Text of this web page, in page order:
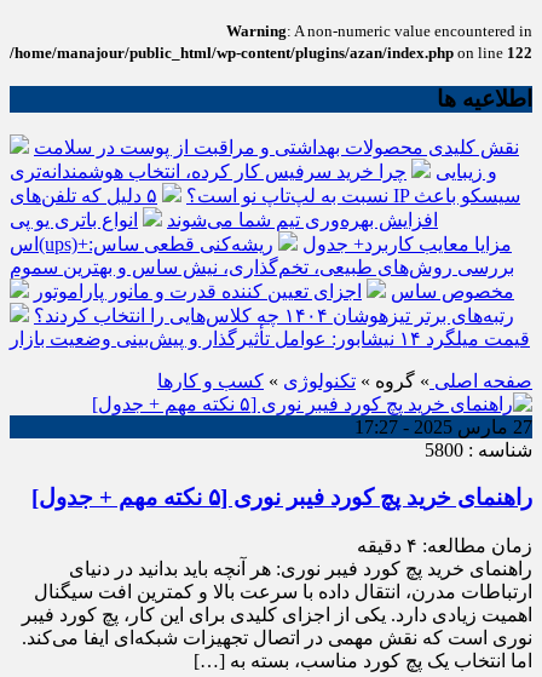
Warning: A non-numeric value encountered in
/home/manajour/public_html/wp-content/plugins/azan/index.php on line 122
اطلاعیه ها
نقش کلیدی محصولات بهداشتی و مراقبت از پوست در سلامت
و زیبایی
چرا خرید سرفیس کار کرده، انتخاب هوشمندانه‌تری
نسبت به لپ‌تاپ نو است؟
۵ دلیل که تلفن‌های IP سیسکو باعث
افزایش بهره‌وری تیم شما می‌شوند
انواع باتری یو پی
اس(ups)+مزایا معایب کاربرد+ جدول
ریشه‌کنی قطعی ساس:
بررسی روش‌های طبیعی، تخم‌گذاری، نیش ساس و بهترین سموم
مخصوص ساس
اجزای تعیین کننده قدرت و مانور پاراموتور
رتبه‌های برتر تیزهوشان ۱۴۰۴ چه کلاس‌هایی را انتخاب کردند؟
قیمت میلگرد ۱۴ نیشابور: عوامل تأثیرگذار و پیش‌بینی وضعیت بازار
صفحه اصلی » گروه » تکنولوژی » کسب و کارها
27 مارس 2025 - 17:27
شناسه : 5800
راهنمای خرید پچ کورد فیبر نوری [۵ نکته مهم + جدول]
زمان مطالعه: ۴ دقیقه
راهنمای خرید پچ کورد فیبر نوری: هر آنچه باید بدانید در دنیای
ارتباطات مدرن، انتقال داده با سرعت بالا و کمترین افت سیگنال
اهمیت زیادی دارد. یکی از اجزای کلیدی برای این کار، پچ کورد فیبر
نوری است که نقش مهمی در اتصال تجهیزات شبکه‌ای ایفا می‌کند.
اما انتخاب یک پچ کورد مناسب، بسته به […]